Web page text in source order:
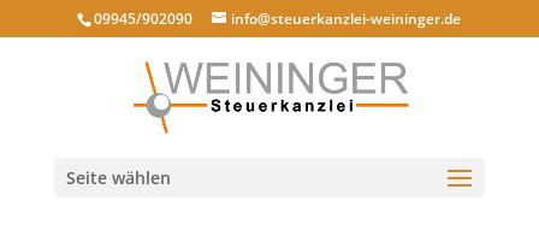
09945/902090 info@steuerkanzlei-weininger.de
Seite wählen